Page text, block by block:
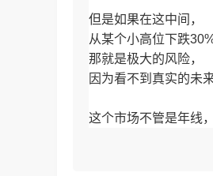
但是如果在这中间，
从某个小高位下跌
那就是极大的风险，
因为看不到真实的未
这个市场不管是年线